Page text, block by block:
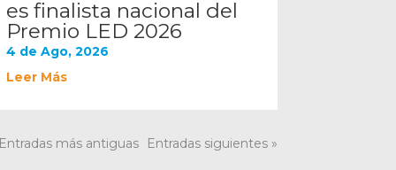
es finalista nacional del
Premio LED 2026
4 de Ago, 2026
Leer Más
más antiguas Entradas siguientes »